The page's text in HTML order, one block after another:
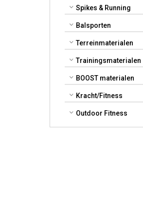
Spikes & Running
Balsporten
Terreinmaterialen
Trainingsmaterialen
BOOST materialen
Kracht/Fitness
Outdoor Fitness